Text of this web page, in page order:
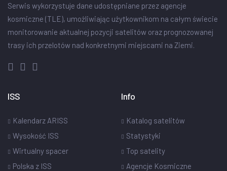
Serwis wykorzystuje dane udostępniane przez agencje
kosmiczne (TLE), umożliwiając użytkownikom na całym świecie
monitorowanie aktualnej pozycji satelitów oraz prognozowanej
trasy ich przelotów nad konkretnymi miejscami na Ziemi.
ISS
Kalendarz ARISS
Wysokość ISS
Wirtualny spacer
Polska z ISS
Info
Katalog satelitów
Statystyki
Top satelity
Agencje Kosmiczne